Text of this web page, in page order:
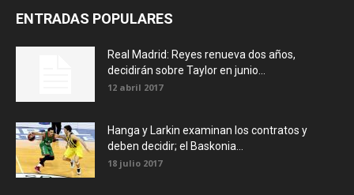
ENTRADAS POPULARES
Real Madrid: Reyes renueva dos años,
decidirán sobre Taylor en junio...
12 abril 2017
Hanga y Larkin examinan los contratos y
deben decidir; el Baskonia...
18 julio 2017